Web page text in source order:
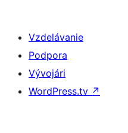
Vzdelávanie
Podpora
Vývojári
WordPress.tv ↗